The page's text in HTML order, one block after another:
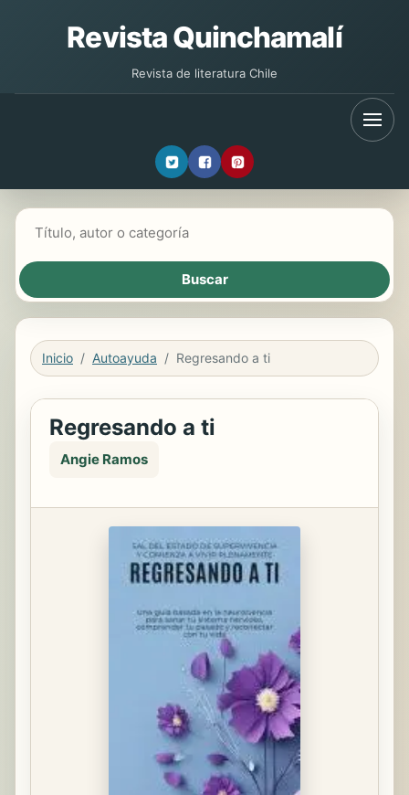
Revista Quinchamalí
Revista de literatura Chile
Inicio Autoayuda Regresando a ti
Regresando a ti
Angie Ramos